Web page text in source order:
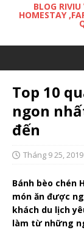
BLOG
HOMESTAY
Top 10
ngon
đến
Tháng 9 25, 2019
Bánh bèo chén
món ăn được
khách du lịch
làm từ những